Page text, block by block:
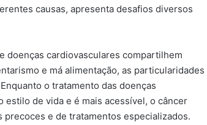
causas, apresenta desafios diversos
doenças cardiovasculares compartilhem
e má alimentação, as particularidades
o tratamento das doenças
estilo de vida e é mais acessível, o câncer
e de tratamentos especializados.